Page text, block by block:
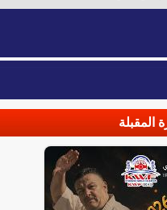
المقبلة